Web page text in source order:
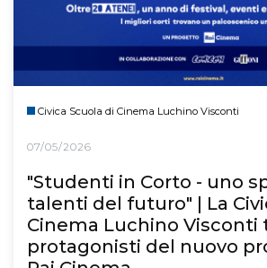
Civica Scuola di Cinema Luchino Visconti
07/05/2026
"Studenti in Corto - uno
talenti del futuro" | La
Cinema Luchino Visconti
protagonisti del nuovo